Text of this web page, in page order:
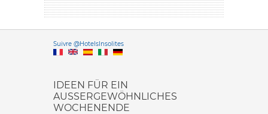
Suivre @HotelsInsolitesVersione
IDEEN FÜR EIN
AUSSERGEWÖHNLICHES W
OCHENENDE